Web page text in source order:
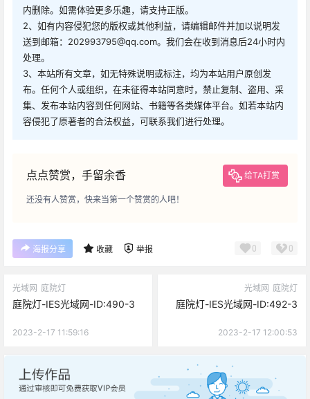
内删除。如需体验更多乐趣，请支持正版。
2、如有内容侵犯您的版权或其他利益，请编辑邮件并加以说明发
送到邮箱：202993795@qq.com。我们会在收到消息后24小时内
处理。
3、本站所有文章，如无特殊说明或标注，均为本站用户原创发
布。任何个人或组织，在未征得本站同意时，禁止复制、盗用、采
集、发布本站内容到任何网站、书籍等各类媒体平台。如若本站内
容侵犯了原著者的合法权益，可联系我们进行处理。
点点赞赏，手留余香 给TA打赏
还没有人赞赏，快来当第一个赞赏的人吧！
海报分享 收藏 举报 0 0
光域网 庭院灯
庭院灯-IES光域网-ID:490-3
2023-2-17 11:59:16
光域网 庭院灯
庭院灯-IES光域网-ID:492-3
2023-2-17 12:00:53